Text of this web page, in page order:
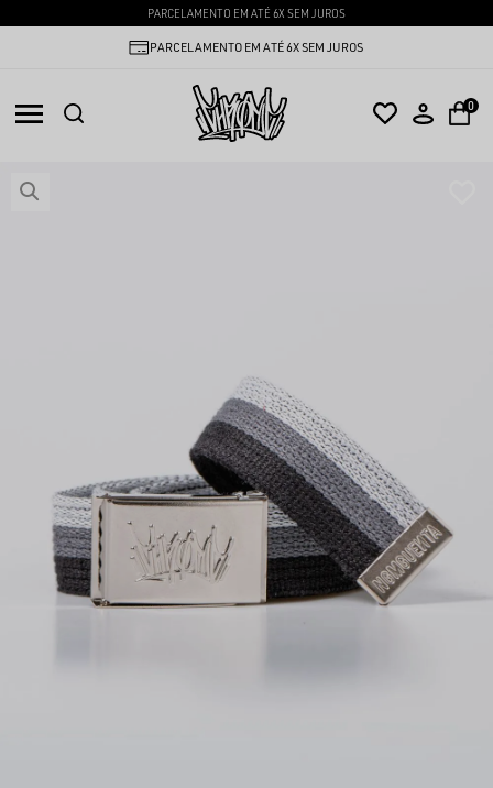
PARCELAMENTO EM ATÉ 6X SEM JUROS
PARCELAMENTO EM ATÉ 6X SEM JUROS
0